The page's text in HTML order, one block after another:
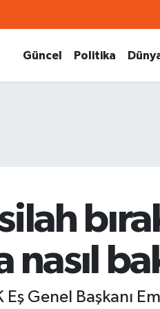
Güncel Politika
nasıl
Eş Genel Başkanı